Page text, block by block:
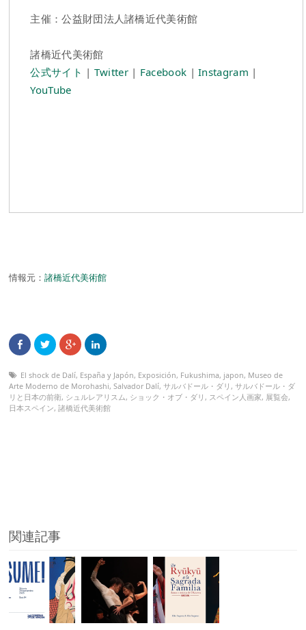
主催：公益財団法人諸橋近代美術館
諸橋近代美術館
公式サイト | Twitter| Facebook |Instagram |
YouTube
情報元：諸橋近代美術館
El shock de Dalí, España y Japón, Exposición, Fukushima, japon, Museo de
Arte Moderno de Morohashi,Salvador Dalí, サルバドール・ダリ , サルバドール・ダ
リと日本の前衛, シュルレアリスム, ショック・オブ・ダリ , スペイン人画家, 展覧会,
日本スペイン,諸橋近代美術館
関連記事